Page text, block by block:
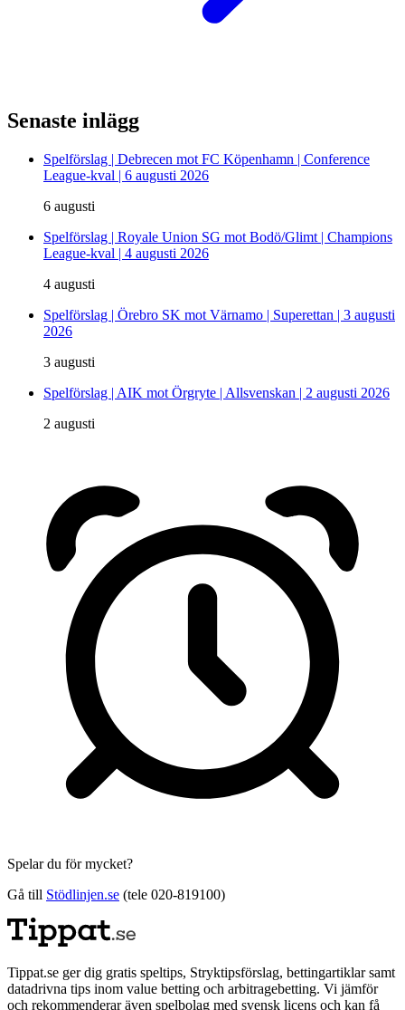
Senaste inlägg
Spelförslag | Debrecen mot FC Köpenhamn | Conference
League-kval | 6 augusti 2026
6 augusti
Spelförslag | Royale Union SG mot Bodö/Glimt | Champions
League-kval | 4 augusti 2026
4 augusti
Spelförslag | Örebro SK mot Värnamo | Superettan | 3 augusti
2026
3 augusti
Spelförslag | AIK mot Örgryte | Allsvenskan | 2 augusti 2026
2 augusti
Spelar du för mycket?
Gå till Stödlinjen.se (tele 020-819100)
Tippat.se ger dig gratis speltips, Stryktipsförslag, bettingartiklar samt
datadrivna tips inom value betting och arbitragebetting. Vi jämför
och rekommenderar även spelbolag med svensk licens och kan få